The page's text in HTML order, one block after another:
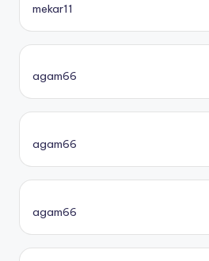
mekar11
agam66
agam66
agam66